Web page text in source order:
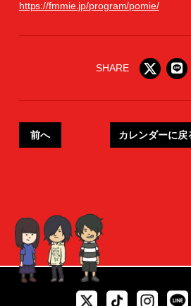
https://fmmie.jp/program/pomie/
SHARE
前へ カレンダーに戻